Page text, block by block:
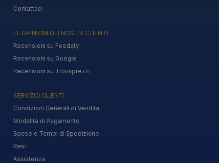
Contattaci
LE OPINIONI DEI NOSTRI CLIENTI
Recensioni su Feedaty
Recensioni su Google
Recensioni su Trovaprezzi
SERVIZIO CLIENTI
Condizioni Generali di Vendita
Modalità di Pagamento
Spese e Tempi di Spedizione
Resi
Assistenza